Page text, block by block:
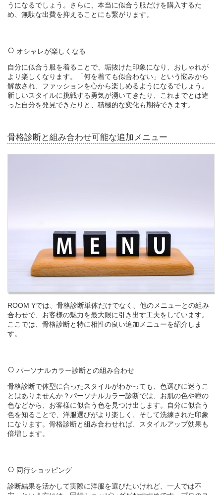
うになるでしょう。さらに、本当に似合う服だけを購入するた
め、無駄な出費を抑えることにも繋がります。
オシャレが楽しくなる
自分に似合う服を着ることで、垢抜けた印象になり、おしゃれが
より楽しくなります。「何を着ても似合わない」という悩みから
解放され、ファッションを心から楽しめるようになるでしょう。
新しいスタイルに挑戦する勇気が湧いてきたり、これまでとは違
った自分を発見できたりと、積極的な変化も期待できます。
骨格診断と組み合わせ可能な追加メニュー
ROOM Yでは、骨格診断単体だけでなく、他のメニューとの組み
合わせで、お客様の魅力を最大限に引き出す工夫をしています。
ここでは、骨格診断と特に相性の良い追加メニューを紹介しま
す。
パーソナルカラー診断との組み合わせ
骨格診断で体型に合ったスタイルがわかっても、色選びに迷うこ
とはありませんか？パーソナルカラー診断では、お肌の色や瞳の
色などから、お客様に似合う色を見つけ出します。自分に似合う
色を知ることで、洋服選びがより楽しく、そして洗練された印象
になります。骨格診断と組み合わせれば、スタイルアップ効果も
倍増します。
同行ショッピング
診断結果を活かして実際に洋服を選びたいけれど、一人では不